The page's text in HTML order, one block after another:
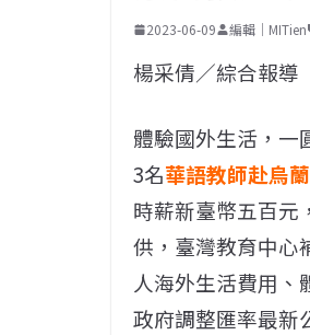
2023-06-09 編輯｜MITien
楊采倩／綜合報導
體驗國外生活，一
3名華語教師赴烏
時薪新臺幣五百元
供，臺灣教育中心
人海外生活費用
政府調整匯率最新